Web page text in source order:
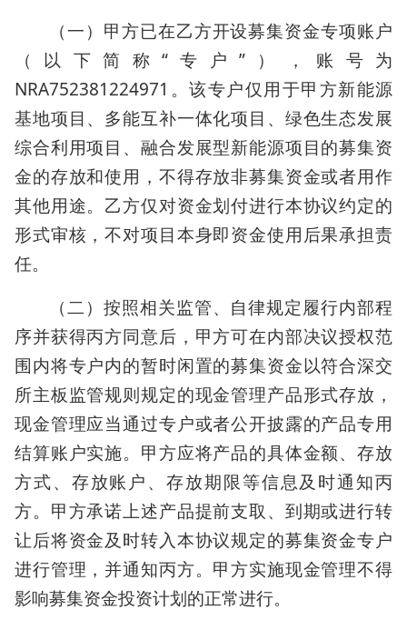
（一）甲方已在乙方开设募集资金专项账户
（以下简称“专户”），账号为
NRA752381224971。该专户仅用于甲方新能源
基地项目、多能互补一体化项目、绿色生态发展
综合利用项目、融合发展型新能源项目的募集资
金的存放和使用，不得存放非募集资金或者用作
其他用途。乙方仅对资金划付进行本协议约定的
形式审核，不对项目本身即资金使用后果承担责
任。
（二）按照相关监管、自律规定履行内部程
序并获得丙方同意后，甲方可在内部决议授权范
围内将专户内的暂时闲置的募集资金以符合深交
所主板监管规则规定的现金管理产品形式存放，
现金管理应当通过专户或者公开披露的产品专用
结算账户实施。甲方应将产品的具体金额、存放
方式、存放账户、存放期限等信息及时通知丙
方。甲方承诺上述产品提前支取、到期或进行转
让后将资金及时转入本协议规定的募集资金专户
进行管理，并通知丙方。甲方实施现金管理不得
影响募集资金投资计划的正常进行。